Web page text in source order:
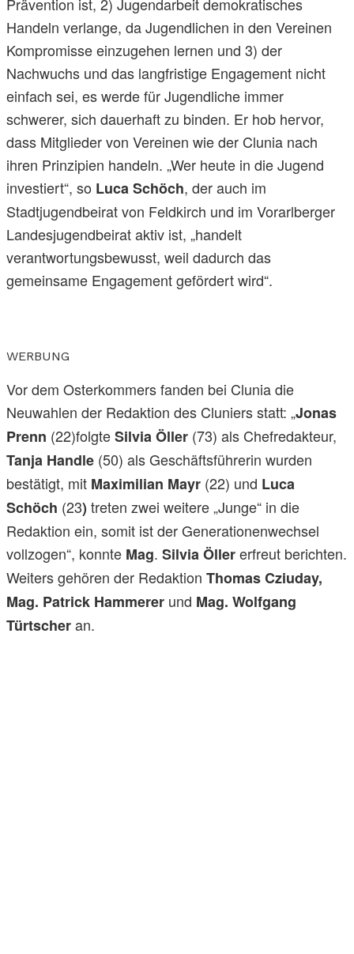
Handeln verlange, da Jugendlichen in den Vereinen
Kompromisse einzugehen lernen und 3) der
Nachwuchs und das langfristige Engagement nicht
einfach sei, es werde für Jugendliche immer
schwerer, sich dauerhaft zu binden. Er hob hervor,
dass Mitglieder von Vereinen wie der Clunia nach
ihren Prinzipien handeln. „Wer heute in die Jugend
investiert“, so Luca Schöch, der auch im
Stadtjugendbeirat von Feldkirch und im Vorarlberger
Landesjugendbeirat aktiv ist, „handelt
verantwortungsbewusst, weil dadurch das
gemeinsame Engagement gefördert wird“.
WERBUNG
Vor dem Osterkommers fanden bei Clunia die
Neuwahlen der Redaktion des Cluniers statt: „Jonas
Prenn (22)folgteSilvia Öller (73) als Chefredakteur,
Tanja Handle (50) als Geschäftsführerin wurden
bestätigt, mit Maximilian Mayr (22) und Luca
Schöch (23) treten zwei weitere „Junge“ in die
Redaktion ein, somit ist der Generationenwechsel
vollzogen“, konnte Mag. Silvia Öllererfreut berichten.
Weiters gehören der Redaktion Thomas Cziuday,
Mag. Patrick Hammerer und Mag. Wolfgang
Türtscheran.